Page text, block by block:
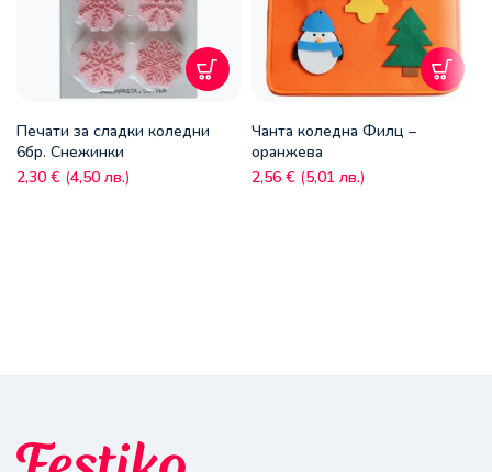
Печати за сладки коледни
6бр. Снежинки
2,30 € (4,50 лв.)
Чанта коледна Филц –
оранжева
2,56 € (5,01 лв.)